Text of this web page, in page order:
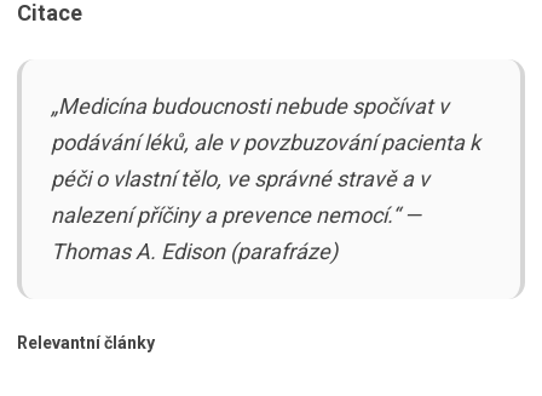
Citace
„Medicína budoucnosti nebude spočívat v
podávání léků, ale v povzbuzování pacienta k
péči o vlastní tělo, ve správné stravě a v
nalezení příčiny a prevence nemocí.“ —
Thomas A. Edison (parafráze)
Relevantní články